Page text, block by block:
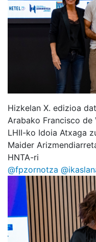
Hizkelan X. edizioa
Arabako Francisco
LHII-ko Idoia Atxaga
Maider
HNTA-ri
@fpzornotza